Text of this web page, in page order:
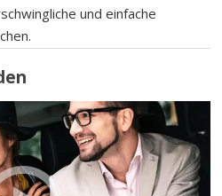
und einfache